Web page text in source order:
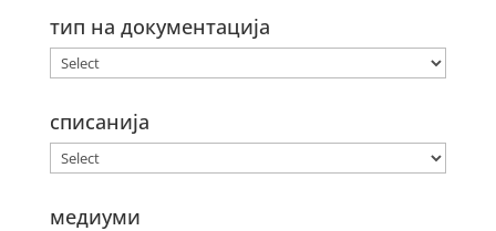
тип на документација
списанија
медиуми